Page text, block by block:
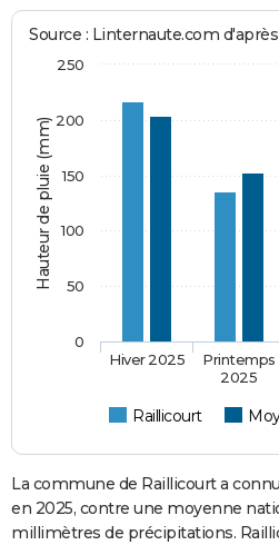
Hauteur de pluie (mm)
Source : Linternaute.com
Raillicourt
Hiver 2025
Printemps
2025
0
50
100
150
200
250
La commune de Raillicourt a
en 2025, contre une moyenne
millimètres de précipitations.